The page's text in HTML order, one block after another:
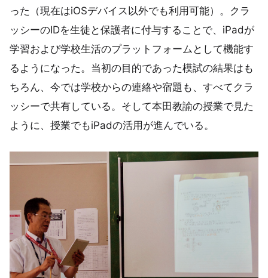
った（現在はiOSデバイス以外でも利用可能）。クラ
ッシーのIDを生徒と保護者に付与することで、iPadが
学習および学校生活のプラットフォームとして機能す
るようになった。当初の目的であった模試の結果はも
ちろん、今では学校からの連絡や宿題も、すべてクラ
ッシーで共有している。そして本田教諭の授業で見た
ように、授業でもiPadの活用が進んでいる。